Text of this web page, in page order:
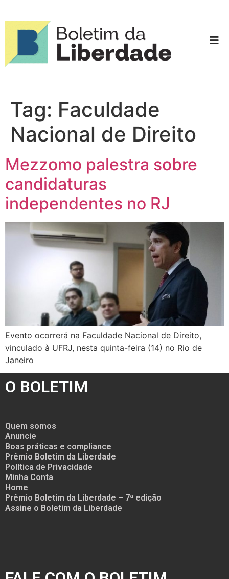
Tag: Faculdade
Nacional de Direito
Mezzomo palestra sobre
candidaturas
independentes no RJ
Evento ocorrerá na Faculdade Nacional de Direito,
vinculado à UFRJ, nesta quinta-feira (14) no Rio de
Janeiro
O BOLETIM
Quem somos
Anuncie
Boas práticas e compliance
Prêmio Boletim da Liberdade
Política de Privacidade
Minha Conta
Home
Prêmio Boletim da Liberdade – 7ª edição
Assine o Boletim da Liberdade